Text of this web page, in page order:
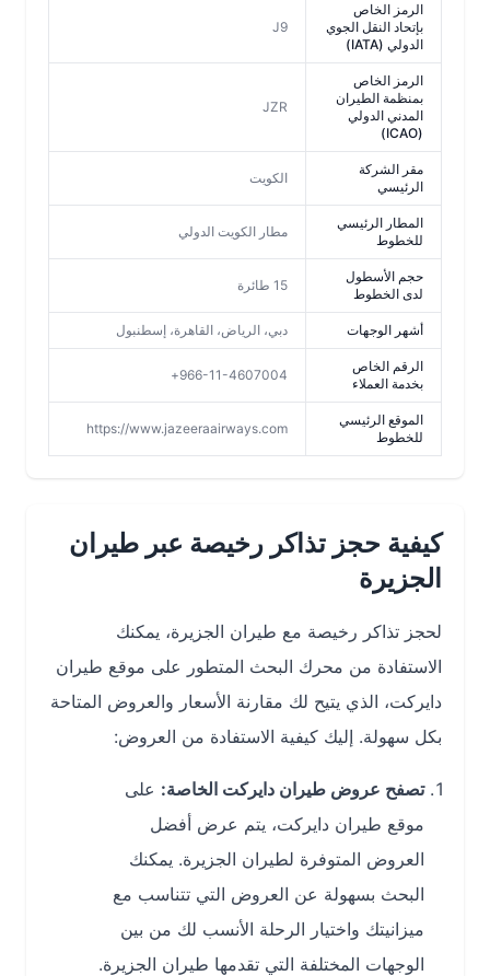
الرمز الخاص
بإتحاد النقل الجوي
الدولي (IATA)
J9
الرمز الخاص
بمنظمة الطيران
المدني الدولي
مقر الشركة
الرئيسي
المطار الرئيسي
للخطوط
مطار الكويت الدولي
حجم الأسطول
لدى الخطوط
أشهر الوجهات دبي، الرياض، القاهرة، إسطنبول
الرقم الخاص
بخدمة العملاء
966-11-4607004+
الموقع الرئيسي
للخطوط
https://www.jazeeraairways.com
كيفية حجز تذاكر رخيصة عبر طيران
الجزيرة
لحجز تذاكر رخيصة مع طيران الجزيرة، يمكنك
الاستفادة من محرك البحث المتطور على موقع طيران
دايركت، الذي يتيح لك مقارنة الأسعار والعروض المتاحة
بكل سهولة. إليك كيفية الاستفادة من العروض:
تصفح عروض طيران دايركت الخاصة:على
موقع طيران دايركت، يتم عرض أفضل
العروض المتوفرة لطيران الجزيرة. يمكنك
البحث بسهولة عن العروض التي تتناسب مع
ميزانيتك واختيار الرحلة الأنسب لك من بين
الوجهات المختلفة التي تقدمها طيران الجزيرة.